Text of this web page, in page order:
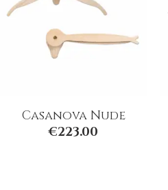
Casanova Nude
€223.00